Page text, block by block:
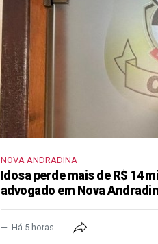
NOVA ANDRADINA
Idosa perde mais de R$ 14
advogado em Nova
Há 5 horas